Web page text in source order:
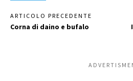
ARTICOLO PRECEDENTE
Corna di daino e bufalo